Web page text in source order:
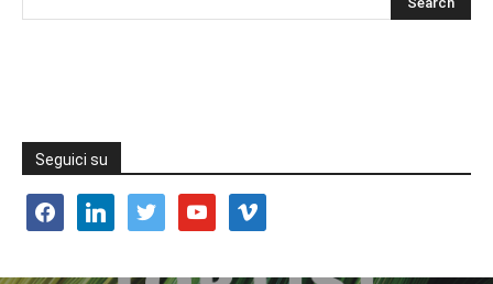
Seguici su
facebooklinkedin twitter youtube vimeo